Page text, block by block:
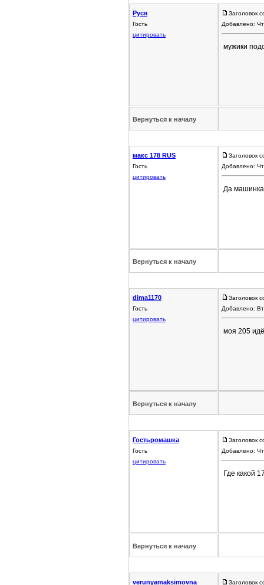
Руся
Гость
цитировать
Заголовок
Добавлено:
мужики
Вернуться к началу
макс 178 RUS
Гость
цитировать
Заголовок
Добавлено:
Да машинка
Вернуться к началу
dima1170
Гость
цитировать
Заголовок
Добавлено:
моя 205
Вернуться к началу
Гостьромашка
Гость
цитировать
Заголовок
Добавлено:
Где какой
Вернуться к началу
verunyamaksimovna Заголовок